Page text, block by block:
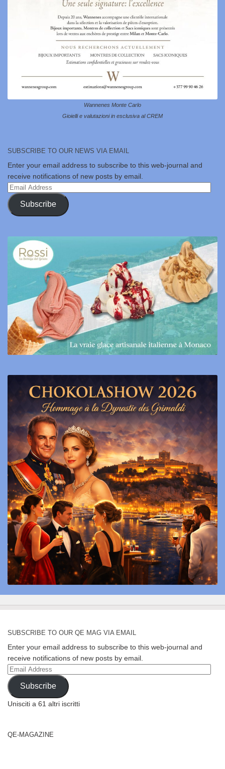
Wannenes Monte Carlo
Gioielli e valutazioni in esclusiva al CREM
SUBSCRIBE TO OUR NEWS VIA EMAIL
Enter your email address to subscribe to this web-journal and
receive notifications of new posts by email.
Email
Address
Subscribe
SUBSCRIBE TO OUR QE MAG VIA EMAIL
Enter your email address to subscribe to this web-journal and
receive notifications of new posts by email.
Email
Address
Subscribe
Unisciti a 61 altri iscritti
QE-MAGAZINE